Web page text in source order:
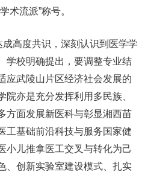
术流派”称号。
成高度共识，深刻认识到医学学
学校明确提出，要调整专业结
应武陵山片区经济社会发展的
亦是充分发挥利用多民族、
方面发展新医科与彰显湘西苗
工基础前沿科技与服务国家健
小儿推拿医工交叉与转化为己
、创新实验室建设模式、扎实